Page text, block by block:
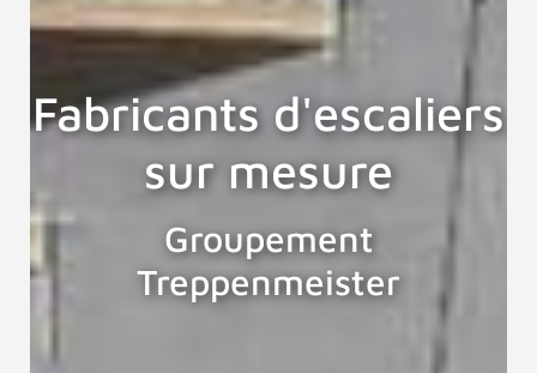
Fabricants d'escaliers
sur mesure
Groupement
Treppenmeister